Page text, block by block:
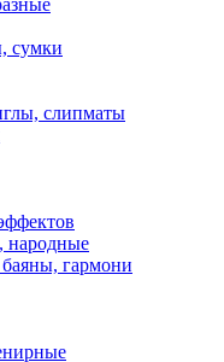
сумки
слипматы
народные
гармони